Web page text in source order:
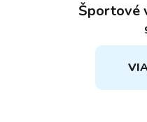
Športové